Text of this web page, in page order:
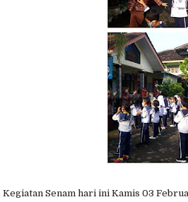
Kegiatan Senam hari ini Kamis 03